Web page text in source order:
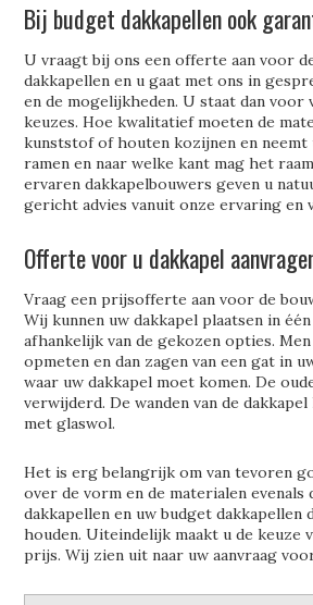
Bij budget dakkapellen ook
U vraagt bij ons een offerte aan voor
dakkapellen en u gaat met ons in
en de mogelijkheden. U staat dan voor
keuzes. Hoe kwalitatief moeten de
kunststof of houten kozijnen en
ramen en naar welke kant mag het
ervaren dakkapelbouwers geven u
gericht advies vanuit onze ervaring en
Offerte voor u dakkapel
Vraag een prijsofferte aan voor de
Wij kunnen uw dakkapel plaatsen in
afhankelijk van de gekozen opties.
opmeten en dan zagen van een gat in
waar uw dakkapel moet komen. De
verwijderd. De wanden van de
met glaswol.
Het is erg belangrijk om van tevoren
over de vorm en de materialen evenals
dakkapellen en uw budget dakkapellen
houden. Uiteindelijk maakt u de keuze
prijs. Wij zien uit naar uw aanvraag